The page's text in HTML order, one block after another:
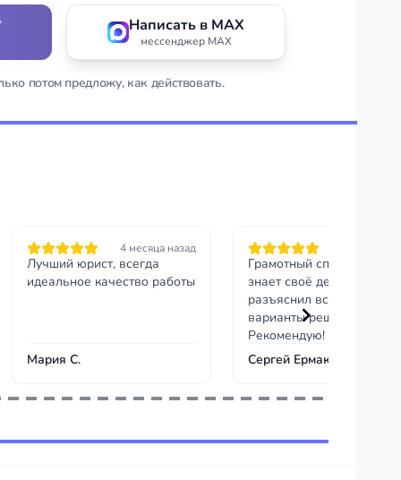
Написать в MAX
мессенджер MAX
потом предложу, как действовать.
4 месяца назад
Лучший юрист, всегда
идеальное качество работы
Мария С.
Грамотный специалист,
знает своё дело. Чётко
разъяснил все риски и
варианты решения.
Рекомендую!
Сергей Ермаков